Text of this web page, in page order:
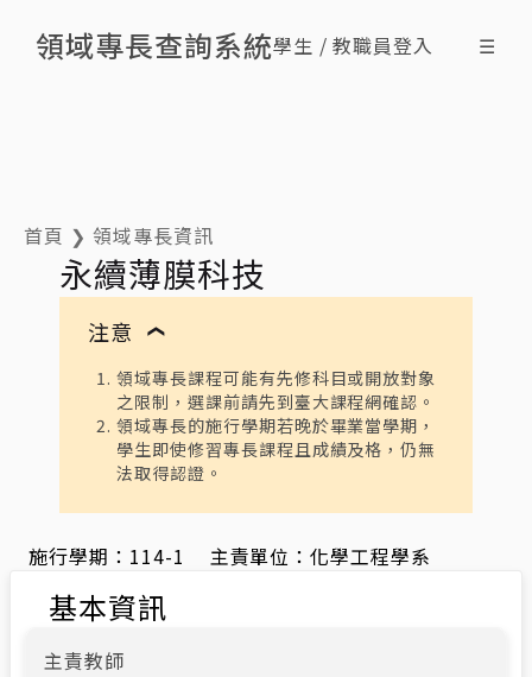
領域專長查詢系統學生 / 教職員登入 ☰
首頁 ❯ 領域專長資訊
永續薄膜科技
注意 ❯
領域專長課程可能有先修科目或開放對象
之限制，選課前請先到臺大課程網確認。
領域專長的施行學期若晚於畢業當學期，
學生即使修習專長課程且成績及格，仍無
法取得認證。
施行學期： 114-1 主責單位：化學工程學系
基本資訊
主責教師